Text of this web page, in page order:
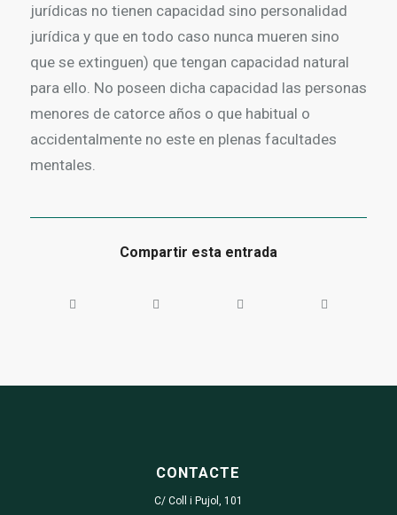
jurídicas no tienen capacidad sino personalidad
jurídica y que en todo caso nunca mueren sino
que se extinguen) que tengan capacidad natural
para ello. No poseen dicha capacidad las personas
menores de catorce años o que habitual o
accidentalmente no este en plenas facultades
mentales.
Compartir esta entrada
CONTACTE
C/ Coll i Pujol, 101